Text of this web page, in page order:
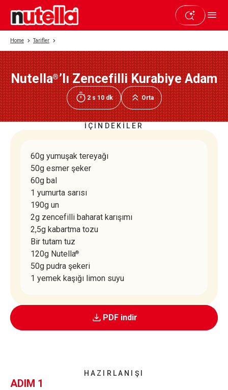
Home Tarifler
Nutella®’lı Zencefilli Kurabiye Adam
2 s 10 dk Orta
Beğendiyseniz paylaşın
İÇİNDEKİLER
60g yumuşak tereyağı
50g esmer şeker
60g bal
1 yumurta sarısı
190g un
2g zencefilli baharat karışımı
2,5g kabartma tozu
Bir tutam tuz
120g Nutella®
50g pudra şekeri
1 yemek kaşığı limon suyu
PDF indir
HAZIRLANIŞI
ADIM 1